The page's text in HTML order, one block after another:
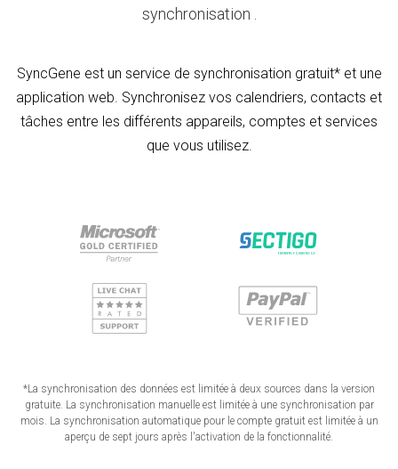
synchronisation .
SyncGene est un service de synchronisation gratuit* et une
application web. Synchronisez vos calendriers, contacts et
tâches entre les différents appareils, comptes et services
que vous utilisez.
*La synchronisation des données est limitée à deux sources dans la version
gratuite. La synchronisation manuelle est limitée à une synchronisation par
mois. La synchronisation automatique pour le compte gratuit est limitée à un
aperçu de sept jours après l'activation de la fonctionnalité.